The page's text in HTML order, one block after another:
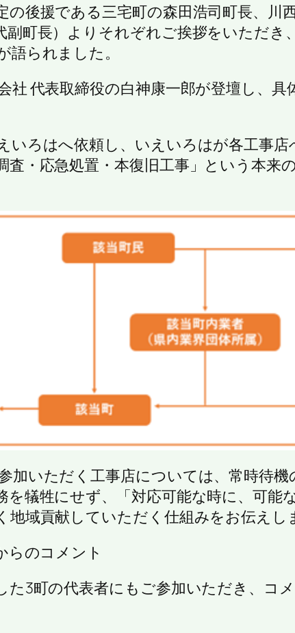
の後援である三宅町の森田浩司町長、川
副町長）よりそれぞれご挨拶をいただき
られました。
社 代表取締役の白神康一郎が登壇し、
いろはへ依頼し、いえいろはが各工事店
査・応急処置・本復旧工事」という本来
加いただく工事店については、常時待機
を犠牲にせず、「対応可能な時に、可能
地域貢献していただく仕組みをお伝えし
らのコメント
た3町の代表者にもご参加いただき、コ